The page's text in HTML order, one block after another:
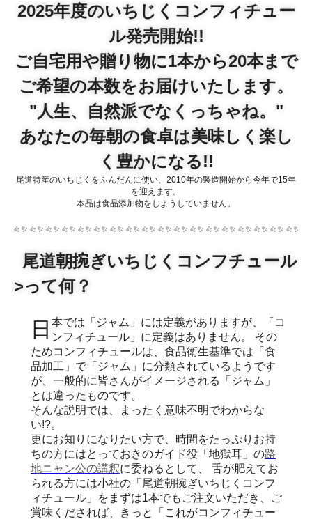
2025年度のいちじくコンフィチュー
ル発売開始!!
ご自宅用や贈り物に1本から20本まで
ご希望の本数をお届けいたします。
"人生、自然派でなくっちゃね。"
あなたの毎朝の食卓は美味しく楽し
く豊かになる!!
尾道特産のいちじくをふんだんに使い、2010年の製造開始から今年で15年
を迎えます。
本品は食品添加物をしようしていません。
尾道朝捥ぎいちじくコンフチュール
>って何？
日本では「ジャム」には定義がありますが、「コ ンフィチュール」に定義はありません。 その
ためコンフィチュールは、食品衛生基準では「食
品加工」で「ジャム」に分類されているようです
が、一般的に皆さんがイメージされる「ジャム」
とは違ったものです。
そんな説明では、まったく意味不明でわからな
い!?。
更にお知りになりたい方で、時間をたっぷりお持
ちの方にはとっておきのガイド役「地獄耳」の路
地ニャン公の講釈に委ねるとして、 舌が肥えてお
られる方には小社の「尾道朝捥ぎいちじくコンフ
ィチュール」をまずは1本でもご注文いただき、ご
賞味くだされば、きっと「これがコンフィチュー